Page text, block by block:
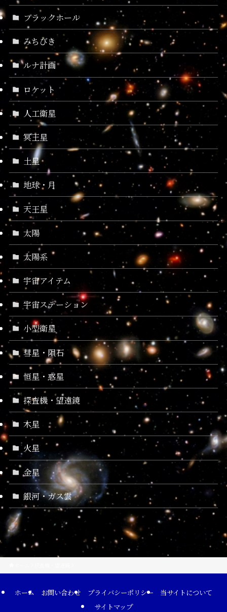
ブラックホール
みちびき
ルナ計画
ロケット
人工衛星
冥王星
土星
地球・月
天王星
太陽
太陽系
宇宙アイテム
宇宙ステーション
小型衛星
彗星・隕石
恒星・惑星
探査機・望遠鏡
木星
火星
金星
銀河・ガス雲
ホーム お問い合わせ プライバシーポリシー
当サイトについて
サイトマップ